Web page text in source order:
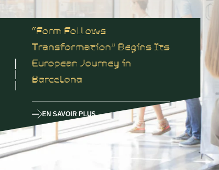
“Form Follows
Transformation” Begins Its
European Journey in
Barcelona
EN SAVOIR PLUS